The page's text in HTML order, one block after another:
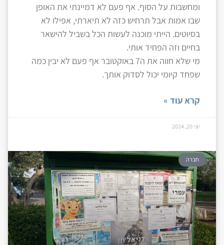
ומחשבות על הסוף. אף פעם לא דמיינתי את האופן
שבו אמות אבל תרחיש כזה לא תיארתי, אפילו לא
בסיוטים. הייתי מוכנה לעשות הכל בשביל להישאר
בחיים וזה הפחיד אותי.
מי שלא חווה את ה7 באוקטובר אף פעם לא יבין כמה
שפחד קיומי יכול לסדוק אותך.
קרא עוד »
יוני 20, 2024
חברה